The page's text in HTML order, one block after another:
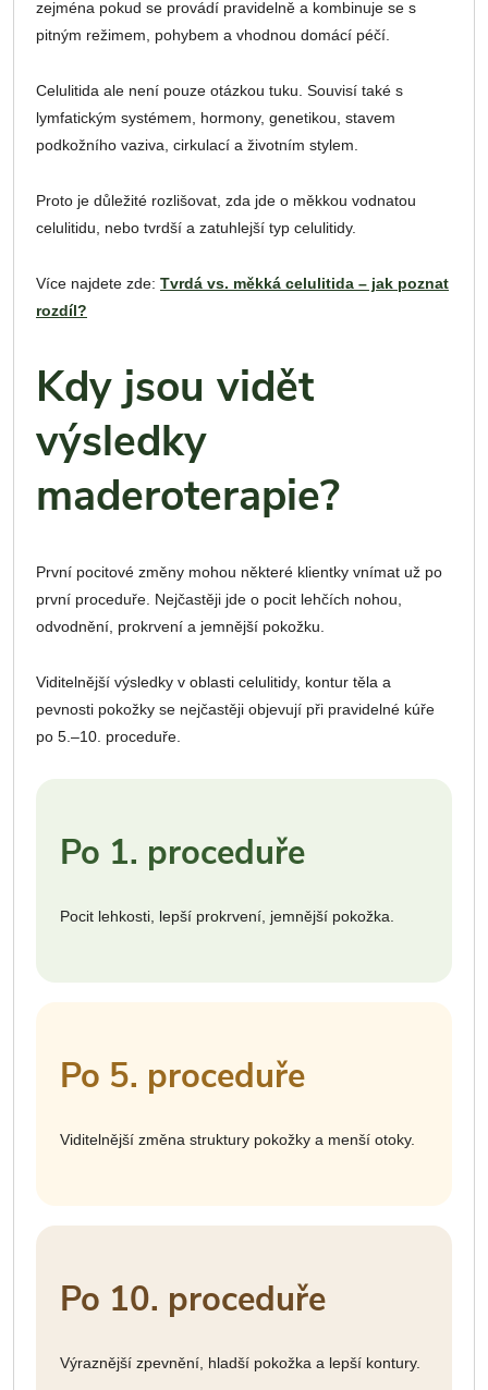
zejména pokud se provádí pravidelně a kombinuje se s
pitným režimem, pohybem a vhodnou domácí péčí.
Celulitida ale není pouze otázkou tuku. Souvisí také s
lymfatickým systémem, hormony, genetikou, stavem
podkožního vaziva, cirkulací a životním stylem.
Proto je důležité rozlišovat, zda jde o měkkou vodnatou
celulitidu, nebo tvrdší a zatuhlejší typ celulitidy.
Více najdete zde: Tvrdá vs. měkká celulitida – jak poznat
rozdíl?
Kdy jsou vidět
výsledky
maderoterapie?
První pocitové změny mohou některé klientky vnímat už po
první proceduře. Nejčastěji jde o pocit lehčích nohou,
odvodnění, prokrvení a jemnější pokožku.
Viditelnější výsledky v oblasti celulitidy, kontur těla a
pevnosti pokožky se nejčastěji objevují při pravidelné kúře
po 5.–10. proceduře.
Po 1. proceduře
Pocit lehkosti, lepší prokrvení, jemnější pokožka.
Po 5. proceduře
Viditelnější změna struktury pokožky a menší otoky.
Po 10. proceduře
Výraznější zpevnění, hladší pokožka a lepší kontury.